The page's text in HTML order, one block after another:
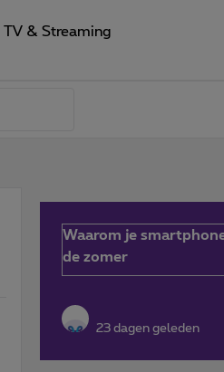
TV & Streaming
Waarom je
de zomer
23 dagen geleden